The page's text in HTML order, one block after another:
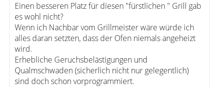
Einen besseren Platz für diesen "fürstlichen " Grill gab
es wohl nicht?
Wenn ich Nachbar vom Grillmeister wäre würde ich
alles daran setzten, dass der Ofen niemals angeheizt
wird.
Erhebliche Geruchsbelästigungen und
Qualmschwaden (sicherlich nicht nur gelegentlich)
sind doch schon vorprogrammiert.